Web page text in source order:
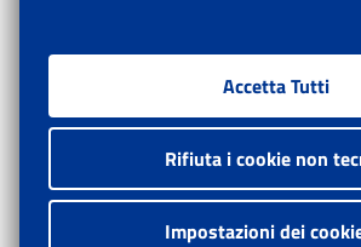
Accetta Tutti
Rifiuta i cookie non
Impostazioni dei